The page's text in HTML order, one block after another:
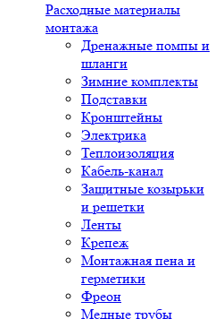
Расходные материалы
монтажа
Дренажные помпы и
шланги
Зимние комплекты
Подставки
Кронштейны
Электрика
Теплоизоляция
Кабель-канал
Защитные козырьки
и решетки
Ленты
Крепеж
Монтажная пена и
герметики
Фреон
Медные трубы